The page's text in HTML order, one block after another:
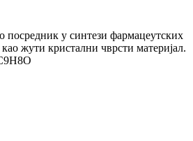
посредник у синтези фармацеутских
жути кристални чврсти материјал.